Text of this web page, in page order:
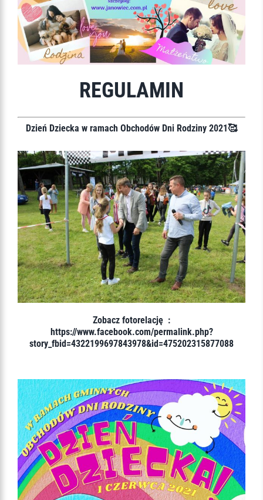
REGULAMIN
Dzień Dziecka w ramach Obchodów Dni Rodziny 2021🥰
Zobacz fotorelację :
https://www.facebook.com/permalink.php?
story_fbid=4322199697843978&id=475202315877088